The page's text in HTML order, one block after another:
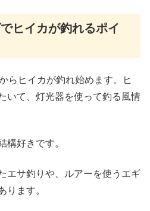
ヒイカが釣れるポイ
らヒイカが釣れ始めます。ヒ
いて、灯光器を使って釣る風情
構好きです。
エサ釣りや、ルアーを使うエギ
ります。